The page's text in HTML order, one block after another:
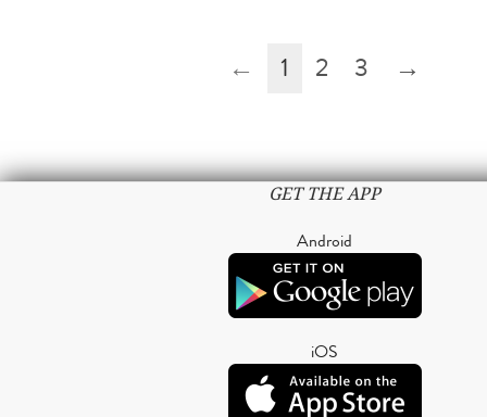
← 1 2 3 →
GET THE APP
Android
iOS